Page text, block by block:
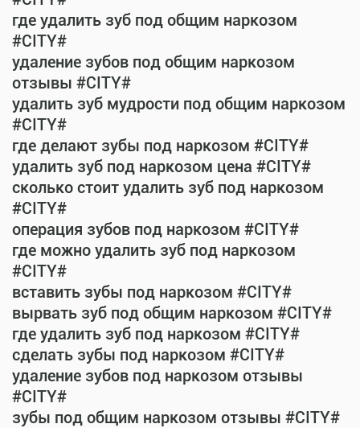
где удалить зуб под общим наркозом
#CITY#
удаление зубов под общим наркозом
отзывы #CITY#
удалить зуб мудрости под общим наркозом
#CITY#
где делают зубы под наркозом #CITY#
удалить зуб под наркозом цена #CITY#
сколько стоит удалить зуб под наркозом
#CITY#
операция зубов под наркозом #CITY#
где можно удалить зуб под наркозом
#CITY#
вставить зубы под наркозом #CITY#
вырвать зуб под общим наркозом #CITY#
где удалить зуб под наркозом #CITY#
сделать зубы под наркозом #CITY#
удаление зубов под наркозом отзывы
#CITY#
зубы под общим наркозом отзывы #CITY#